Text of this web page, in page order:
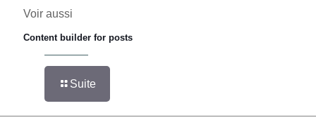
Voir aussi
Content builder for posts
Suite